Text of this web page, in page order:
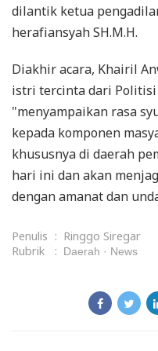
dilantik ketua
herafiansyah SH.M.H.
Diakhir acara, Khairil
istri tercinta dari Politisi
"menyampaikan rasa
kepada komponen
khususnya di daerah
hari ini dan akan
dengan amanat dan
Penulis : Ringgo Siregar
Rubrik
: Daerah News